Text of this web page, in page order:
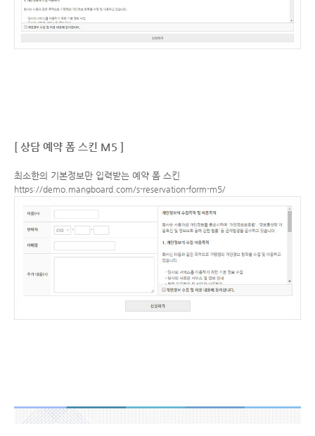
[ 상담 예약 폼 스킨 M5 ]
최소한의 기본정보만 입력받는 예약 폼 스킨
https://demo.mangboard.com/s-reservation-form-m5/